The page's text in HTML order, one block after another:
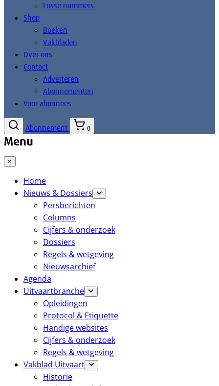
Losse nummers
Shop
Boeken
Vakbladen
Over ons
Contact
Adverteren
Abonnementen
Voor abonnees
Abonnement 0
Menu
×
Home
Nieuws & Dossiers
Persberichten
Columns
Cijfers & onderzoek
Dossiers
Regels & wetgeving
Nieuwsarchief
Agenda
Uitvaartbranche
Opleidingen
Protocol & Etiquette
Handige websites
Cijfers & onderzoek
Regels & wetgeving
Vakblad Uitvaart
Historie